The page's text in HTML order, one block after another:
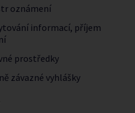
oznámení
informací, příjem
prostředky
závazné vyhlášky